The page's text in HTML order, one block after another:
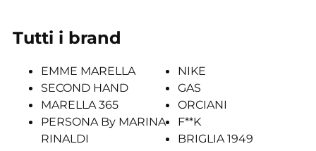
Tutti i brand
EMME MARELLA
SECOND HAND
MARELLA 365
PERSONA By MARINA
RINALDI
NIKE
GAS
ORCIANI
F**K
BRIGLIA 1949